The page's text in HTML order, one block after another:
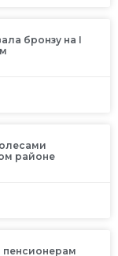
бронзу на I
районе